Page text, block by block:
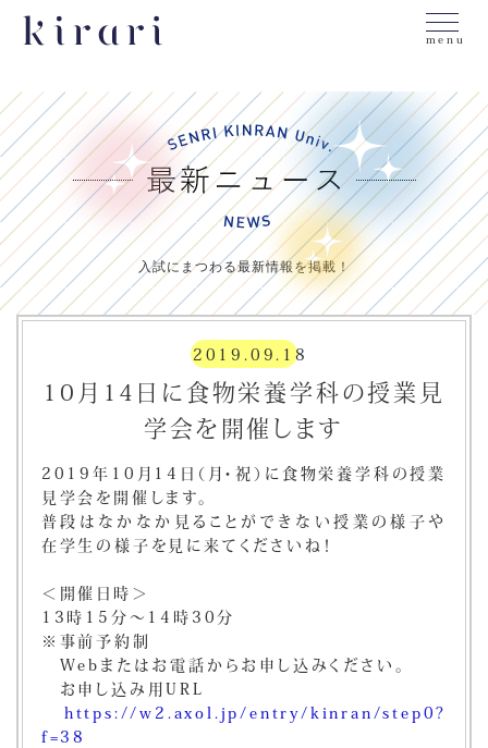
menu
入試にまつわる最新情報を掲載！
2019.09.18
10月14日に食物栄養学科の授業見
学会を開催します
2019年10月14日（月・祝）に食物栄養学科の授業
見学会を開催します。
普段はなかなか見ることができない授業の様子や
在学生の様子を見に来てくださいね！
＜開催日時＞
13時15分～14時30分
※事前予約制
Webまたはお電話からお申し込みください。
お申し込み用URL
https://w2.axol.jp/entry/kinran/step0?
f=38